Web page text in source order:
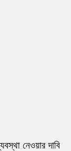
নেওয়ার দাবি